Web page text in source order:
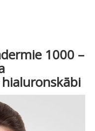
1000 –